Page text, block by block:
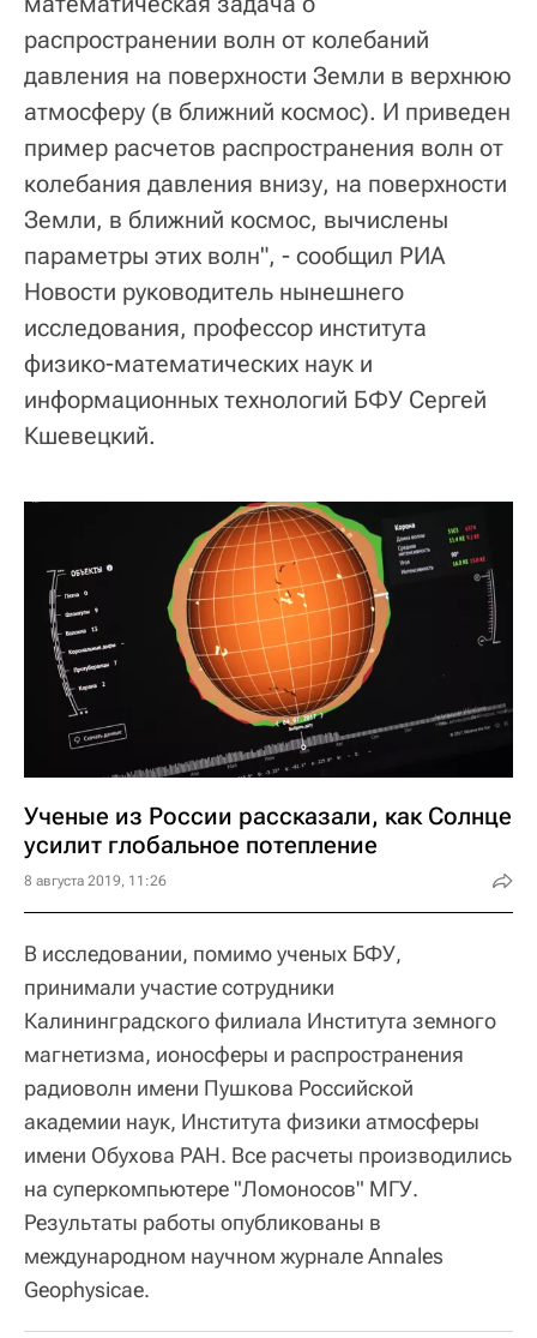
распространении волн от колебаний
давления на поверхности Земли в верхнюю
атмосферу (в ближний космос). И приведен
пример расчетов распространения волн от
колебания давления внизу, на поверхности
Земли, в ближний космос, вычислены
параметры этих волн", - сообщил РИА
Новости руководитель нынешнего
исследования, профессор института
физико-математических наук и
информационных технологий БФУ Сергей
Кшевецкий.
Ученые из России рассказали, как Солнце
усилит глобальное потепление
8 августа 2019, 11:26
В исследовании, помимо ученых БФУ,
принимали участие сотрудники
Калининградского филиала Института земного
магнетизма, ионосферы и распространения
радиоволн имени Пушкова Российской
академии наук, Института физики атмосферы
имени Обухова РАН. Все расчеты производились
на суперкомпьютере "Ломоносов" МГУ.
Результаты работы опубликованы в
международном научном журнале Annales
Geophysicae.